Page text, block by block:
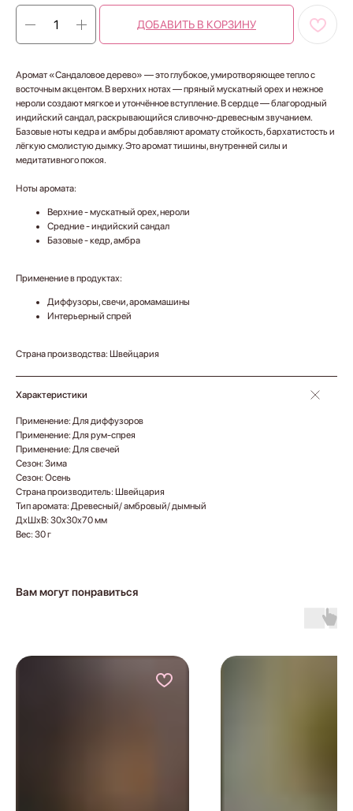
ДОБАВИТЬ В КОРЗИНУ
Аромат «Сандаловое дерево» — это глубокое, умиротворяющее тепло с
восточным акцентом. В верхних нотах — пряный мускатный орех и нежное
нероли создают мягкое и утончённое вступление. В сердце — благородный
индийский сандал, раскрывающийся сливочно-древесным звучанием.
Базовые ноты кедра и амбры добавляют аромату стойкость, бархатистость и
лёгкую смолистую дымку. Это аромат тишины, внутренней силы и
медитативного покоя.
Ноты аромата:
Верхние - мускатный орех, нероли
Средние - индийский сандал
Базовые - кедр, амбра
Применение в продуктах:
Диффузоры, свечи, аромамашины
Интерьерный спрей
Страна производства: Швейцария
Характеристики
Применение: Для диффузоров
Применение: Для рум-спрея
Применение: Для свечей
Сезон: Зима
Сезон: Осень
Страна производитель: Швейцария
Тип аромата: Древесный/ амбровый/ дымный
ДxШxВ: 30x30x70 мм
Вес: 30 г
Вам могут понравиться